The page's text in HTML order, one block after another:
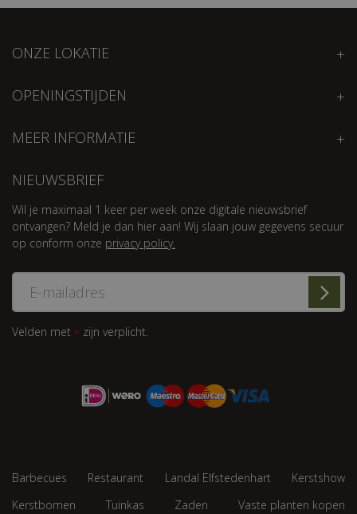
ONZE LOKATIE
OPENINGSTIJDEN
MEER INFORMATIE
NIEUWSBRIEF
Wil je maximaal 1 keer per week onze digitale nieuwsbrief
ontvangen? Meld je dan hier aan! Wij slaan jouw gegevens secuur
op conform onze privacy policy.
Velden met * zijn verplicht.
Barbecues Restaurant Landal Elfstedenhart
Kerstshow
Kerstbomen
Tuinkas Zaden Vaste planten kopen